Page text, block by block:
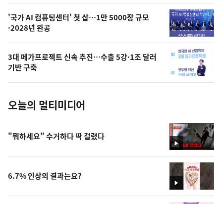
오
의
사
진
'국가 AI 컴퓨팅센터' 첫 삽…1만 5000장 규모
·2028년 완공
3대 메가프로젝트 신속 추진…수출 5강·1조 달러
기반 구축
오늘의 멀티미디어
영
상
"뭐하세요" 수거하다 딱 걸렸다
영
상
6.7% 인상의 결과는요?